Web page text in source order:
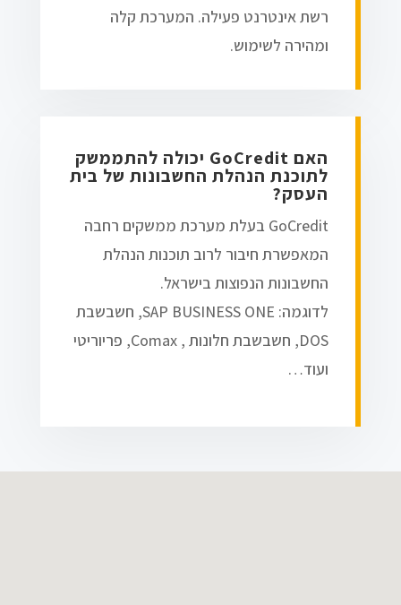
רשת אינטרנט פעילה. המערכת קלה
ומהירה לשימוש.
האם GoCredit יכולה להתממשק
לתוכנת הנהלת החשבונות של בית
העסק?
GoCredit בעלת מערכת ממשקים רחבה
המאפשרת חיבור לרוב תוכנות הנהלת
החשבונות הנפוצות בישראל.
לדוגמה: SAP BUSINESS ONE, חשבשבת
DOS, חשבשבת חלונות , Comax, פריוריטי
ועוד…